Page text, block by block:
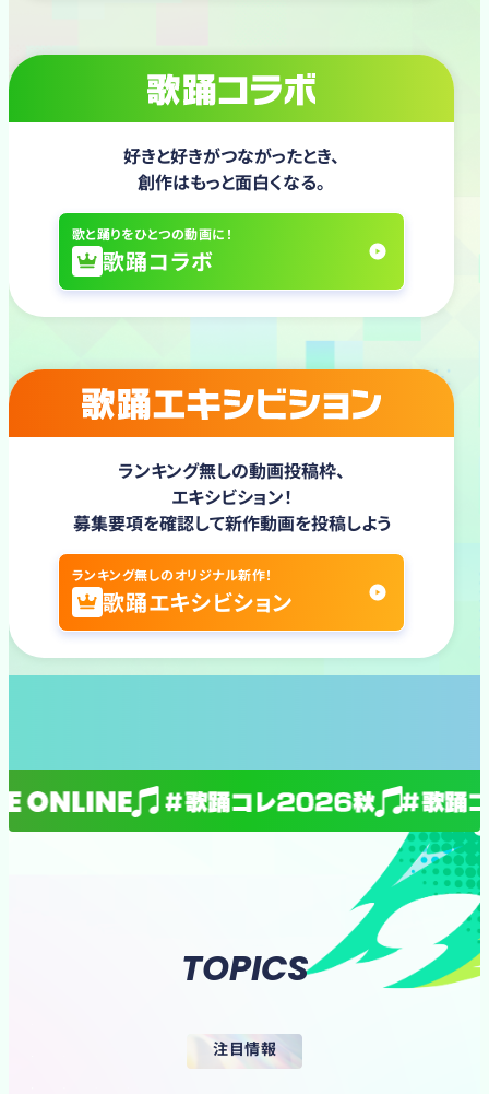
好きと好きがつながったとき、
創作はもっと面白くなる。
歌と踊りをひとつの動画に！
歌踊コラボ
ランキング無しの動画投稿枠、
エキシビション！
募集要項を確認して新作動画を投稿しよう
ランキング無しのオリジナル新作！
歌踊エキシビション
TOPICS
注目情報